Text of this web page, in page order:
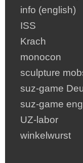
info (english)
ISS
Krach
monocon
sculpture
suz-game
suz-game
UZ-labor
winkelwurst